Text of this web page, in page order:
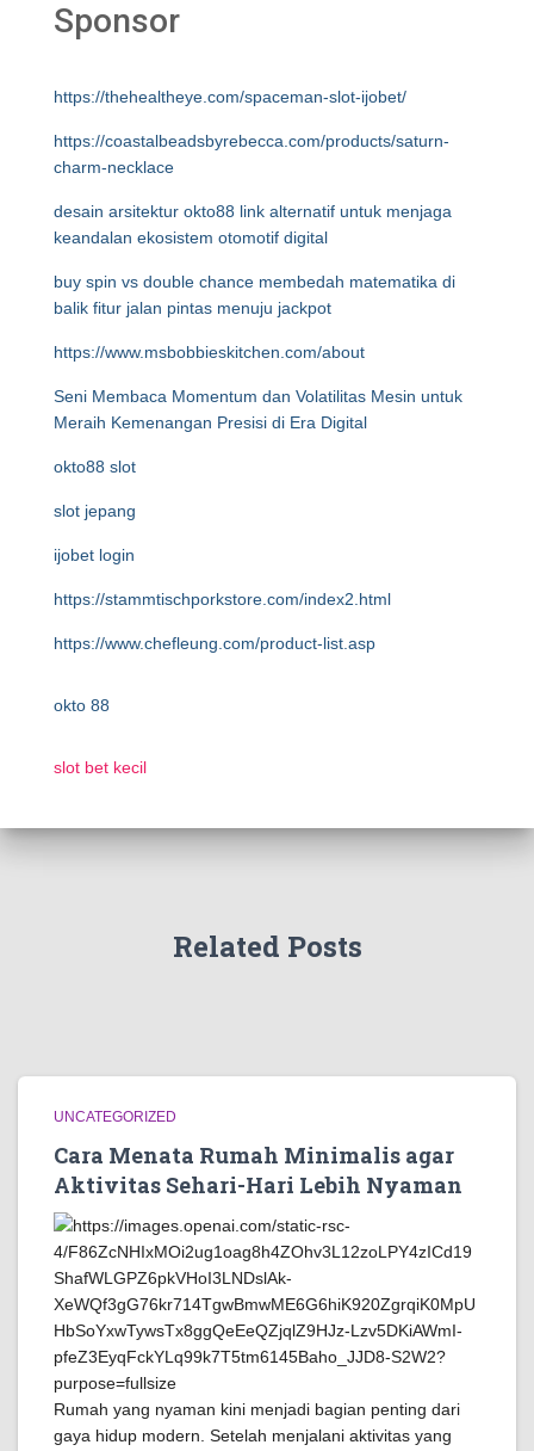
Sponsor
https://thehealtheye.com/spaceman-slot-ijobet/
https://coastalbeadsbyrebecca.com/products/saturn-
charm-necklace
desain arsitektur okto88 link alternatif untuk menjaga
keandalan ekosistem otomotif digital
buy spin vs double chance membedah matematika di
balik fitur jalan pintas menuju jackpot
https://www.msbobbieskitchen.com/about
Seni Membaca Momentum dan Volatilitas Mesin untuk
Meraih Kemenangan Presisi di Era Digital
okto88 slot
slot jepang
ijobet login
https://stammtischporkstore.com/index2.html
https://www.chefleung.com/product-list.asp
okto 88
slot bet kecil
Related Posts
UNCATEGORIZED
Cara Menata Rumah Minimalis agar
Aktivitas Sehari-Hari Lebih Nyaman
Rumah yang nyaman kini menjadi bagian penting dari
gaya hidup modern. Setelah menjalani aktivitas yang